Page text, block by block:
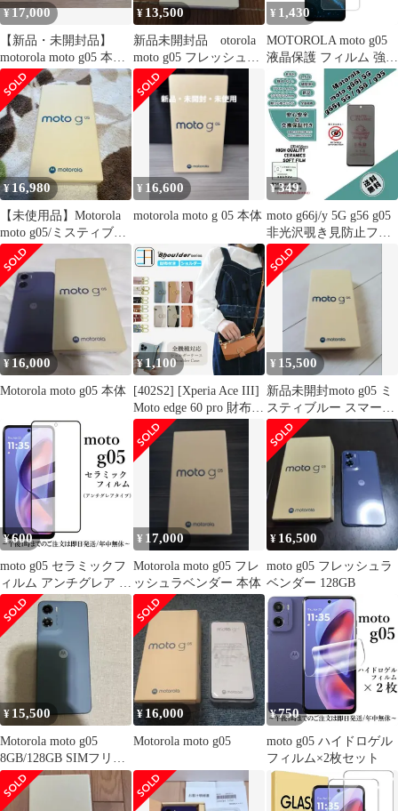
¥17,000
【新品・未開封品】
motorola moto g05 本体
フレッシュラベンダー
¥ 13,500
新品未開封品 otorola
moto g05 フレッシュラ
ベンダー
¥ 1,430
MOTOROLA moto g05
液晶保護 フィルム 強化
ガラス と 同等の 高硬
度9H ブルーライトカッ
ト クリア光沢タイプ 改
訂版 メール便送料無料
¥ 16,980
【未使用品】Motorola
moto g05/ミスティブル
ー
¥ 16,600
motorola moto g 05 本体
¥349
moto g66j/y 5G g56 g05
非光沢覗き見防止フィ
ルムb
¥ 16,000
Motorola moto g05 本体
¥1,100
[402S2] [Xperia Ace III]
Moto edge 60 pro 財布
ショルダー 多収納 スマ
ホケース Nubias Pixel10
iPhone 16E Sense9 R9
Pro 9A oppo a5x Moto
G05 G64 G24
¥ 15,500
新品未開封moto g05 ミ
スティブルー スマート
フォン SIMフリー
¥600
moto g05 セラミックフ
ィルム アンチグレア 非
光沢
¥ 17,000
Motorola moto g05 フレ
ッシュラベンダー 本体
¥ 16,500
moto g05 フレッシュラ
ベンダー 128GB
¥ 15,500
Motorola moto g05
8GB/128GB SIMフリー
モトローラ
¥ 16,000
Motorola moto g05
¥750
moto g05 ハイドロゲル
フィルム×2枚セット